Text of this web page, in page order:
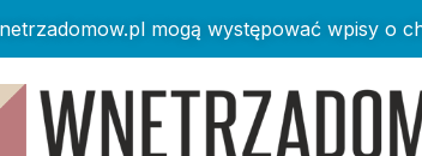
mogą występować wpisy o